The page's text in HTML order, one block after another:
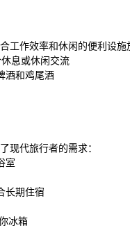
工作效率和休闲的便利设施
息或休闲交流
酒和鸡尾酒
现代旅行者的需求：
室
长期住宿
冰箱